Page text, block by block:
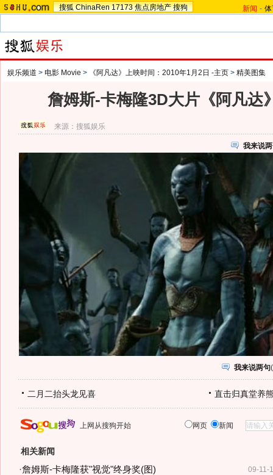
搜狐 ChinaRen 17173 焦点房地产 搜狗 新闻 -
娱乐频道 > 电影 Movie > 《阿凡达》上映时间：2010年1月2日 -主页 > 精美图集
詹姆斯-卡梅隆3D大片《阿凡达
来源：搜狐娱乐
我来说
我来说两句(
二月二抬头龙见喜 直击归真堂养
上网从搜狗开始 网页 新闻
相关新闻
09-11-
·詹姆斯-卡梅隆获"视觉"终身奖(图)